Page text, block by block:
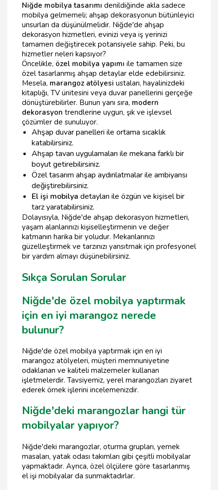
Niğde mobilya tasarımı denildiğinde akla sadece
mobilya gelmemeli; ahşap dekorasyonun bütünleyici
unsurları da düşünülmelidir. Niğde'de ahşap
dekorasyon hizmetleri, evinizi veya iş yerinizi
tamamen değiştirecek potansiyele sahip. Peki, bu
hizmetler neleri kapsıyor?
Öncelikle, özel mobilya yapımı ile tamamen size
özel tasarlanmış ahşap detaylar elde edebilirsiniz.
Mesela, marangoz atölyesi ustaları, hayalinizdeki
kitaplığı, TV ünitesini veya duvar panellerini gerçeğe
dönüştürebilirler. Bunun yanı sıra, modern
dekorasyon trendlerine uygun, şık ve işlevsel
çözümler de sunuluyor.
Ahşap duvar panelleri ile ortama sıcaklık
katabilirsiniz.
Ahşap tavan uygulamaları ile mekana farklı bir
boyut getirebilirsiniz.
Özel tasarım ahşap aydınlatmalar ile ambiyansı
değiştirebilirsiniz.
El işi mobilya detayları ile özgün ve kişisel bir
tarz yaratabilirsiniz.
Dolayısıyla, Niğde'de ahşap dekorasyon hizmetleri,
yaşam alanlarınızı kişiselleştirmenin ve değer
katmanın harika bir yoludur. Mekanlarınızı
güzelleştirmek ve tarzınızı yansıtmak için profesyonel
bir yardım almayı düşünebilirsiniz.
Sıkça Sorulan Sorular
Niğde'de özel mobilya yaptırmak
için en iyi marangoz nerede
bulunur?
Niğde'de özel mobilya yaptırmak için en iyi
marangoz atölyeleri, müşteri memnuniyetine
odaklanan ve kaliteli malzemeler kullanan
işletmelerdir. Tavsiyemiz, yerel marangozları ziyaret
ederek örnek işlerini incelemenizdir.
Niğde'deki marangozlar hangi tür
mobilyalar yapıyor?
Niğde'deki marangozlar, oturma grupları, yemek
masaları, yatak odası takımları gibi çeşitli mobilyalar
yapmaktadır. Ayrıca, özel ölçülere göre tasarlanmış
el işi mobilyalar da sunmaktadırlar.